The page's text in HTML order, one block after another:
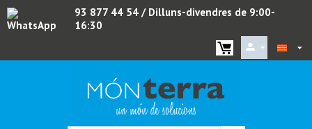
WhatsApp
93 877 44 54 / Dilluns-divendres de 9:00-
16:30